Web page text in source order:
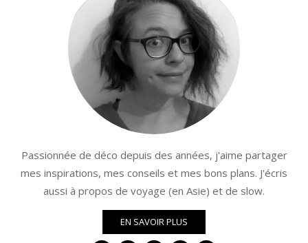
Passionnée de déco depuis des années, j'aime partager
mes inspirations, mes conseils et mes bons plans. J'écris
aussi à propos de voyage (en Asie) et de slow.
EN SAVOIR PLUS